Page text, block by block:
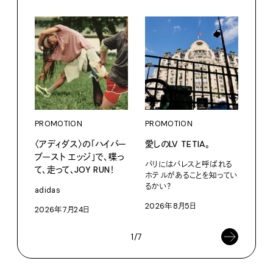
PROMOTION
〈アディダス〉の「ハイパー
ブースト エッジ」で、喋っ
て、走って、JOY RUN！
adidas
2026年7月24日
PROMOTION
愛しのLV TETIA。
パリにはパレスと呼ばれる
ホテルがあることを知ってい
るかい？
2026年8月5日
1/7